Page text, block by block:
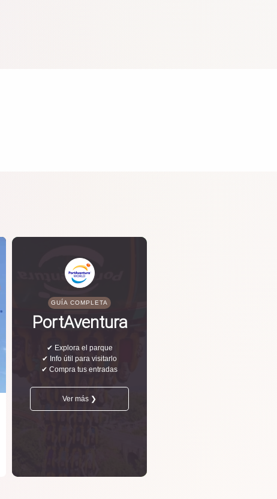
GUÍA COMPLETA
PortAventura
✔ Explora el parque
✔ Info útil para visitarlo
✔ Compra tus entradas
Ver más ❯